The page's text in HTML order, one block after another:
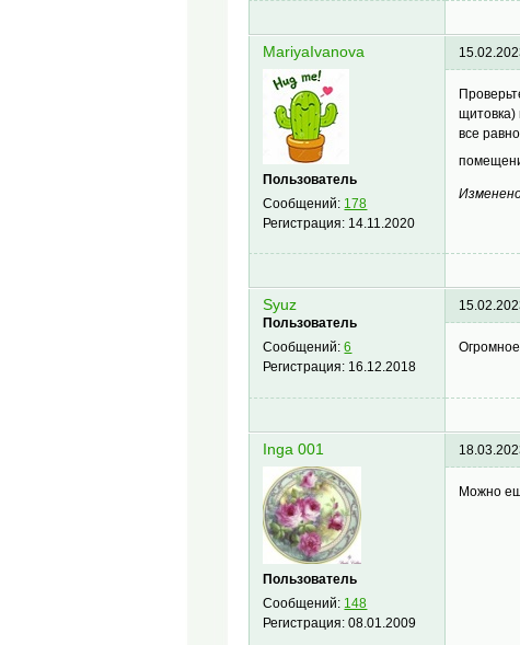
MariyaIvanova
Пользователь
Сообщений: 178
Регистрация: 14.11.2020
щитовка)
все
Syuz
Пользователь
Сообщений:6
Регистрация: 16.12.2018
Inga 001
Пользователь
Сообщений: 148
Регистрация:08.01.2009
Можно